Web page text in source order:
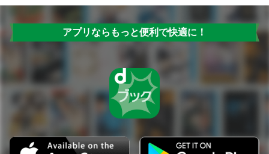
アプリならもっと便利で快適に！